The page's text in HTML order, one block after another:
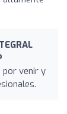
por venir y